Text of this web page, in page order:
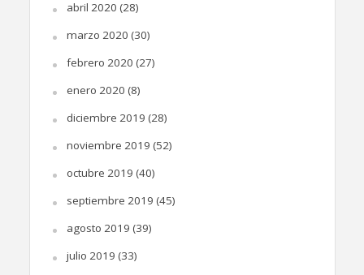
abril 2020 (28)
marzo 2020 (30)
febrero 2020 (27)
enero 2020 (8)
diciembre 2019 (28)
noviembre 2019 (52)
octubre 2019 (40)
septiembre 2019 (45)
agosto 2019 (39)
julio 2019 (33)